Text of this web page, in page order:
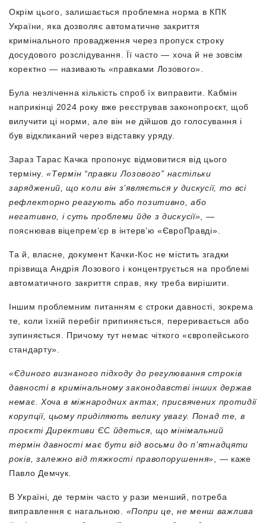
Окрім цього, залишається проблемна норма в КПК
України, яка дозволяє автоматичне закриття
кримінального провадження через пропуск строку
досудового розслідування. Її часто — хоча й не зовсім
коректно — називають «правками Лозового».
Була незліченна кількість спроб їх виправити. Кабмін
наприкінці 2024 року вже реєстрував законопроєкт, щоб
вилучити ці норми, але він не дійшов до голосування і
був відкликаний через відставку уряду.
Зараз Тарас Качка пропонує відмовитися від цього
терміну.«Термін “правки Лозового” настільки
заряджений, що коли він з’являється у дискусії, то всі
рефлекторно реагують або позитивно, або
негативно, і суть проблеми йде з дискусії» , —
пояснював віцепрем’єр в інтерв’ю «ЄвроПравді».
Та й, власне, документ Качки-Кос не містить згадки
прізвища Андрія Лозового і концентрується на проблемі
автоматичного закриття справ, яку треба вирішити.
Іншим проблемним питанням є строки давності, зокрема
те, коли їхній перебіг припиняється, переривається або
зупиняється. Причому тут немає чіткого «європейського
стандарту».
«Єдиного визнаного підходу до регулювання строків
давності в кримінальному законодавстві інших держав
немає. Хоча в міжнародних актах, присвячених протидії
корупції, цьому приділяють велику увагу. Понад те, в
проєкті Директиви ЄС йдеться, що мінімальний
термін давності має бути від восьми до п’ятнадцяти
років, залежно від тяжкості правопорушення» , — каже
Павло Демчук.
В Україні, де термін часто у рази менший, потреба
виправлення є нагальною. «Попри це, не менш важлива